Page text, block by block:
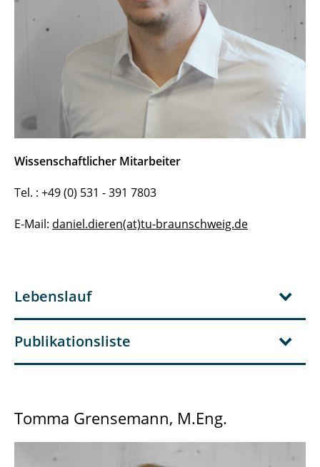
Wissenschaftlicher Mitarbeiter
Tel. : +49 (0) 531 - 391 7803
E-Mail: daniel.dieren(at)tu-braunschweig.de
Lebenslauf
Publikationsliste
Tomma Grensemann, M.Eng.